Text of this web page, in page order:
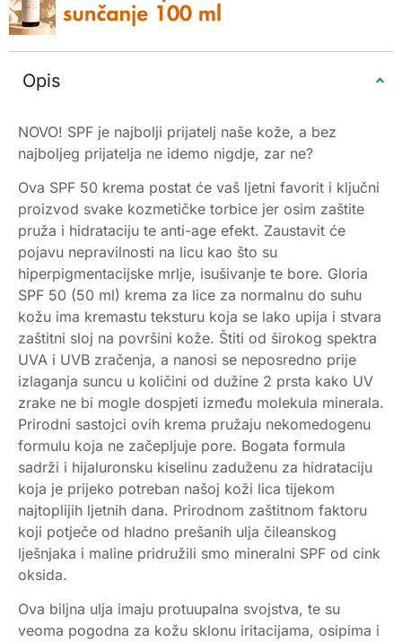
Opis
NOVO! SPF je najbolji prijatelj naše kože, a bez
najboljeg prijatelja ne idemo nigdje, zar ne?
Ova SPF 50 krema postat će vaš ljetni favorit i ključni
proizvod svake kozmetičke torbice jer osim zaštite
pruža i hidrataciju te anti-age efekt. Zaustavit će
pojavu nepravilnosti na licu kao što su
hiperpigmentacijske mrlje, isušivanje te bore. Gloria
SPF 50 (50 ml) krema za lice za normalnu do suhu
kožu ima kremastu teksturu koja se lako upija i stvara
zaštitni sloj na površini kože. Štiti od širokog spektra
UVA i UVB zračenja, a nanosi se neposredno prije
izlaganja suncu u količini od dužine 2 prsta kako UV
zrake ne bi mogle dospjeti između molekula minerala.
Prirodni sastojci ovih krema pružaju nekomedogenu
formulu koja ne začepljuje pore. Bogata formula
sadrži i hijaluronsku kiselinu zaduženu za hidrataciju
koja je prijeko potreban našoj koži lica tijekom
najtoplijih ljetnih dana. Prirodnom zaštitnom faktoru
koji potječe od hladno prešanih ulja čileanskog
lješnjaka i maline pridružili smo mineralni SPF od cink
oksida.
Ova biljna ulja imaju protuupalna svojstva, te su
veoma pogodna za kožu sklonu iritacijama, osipima i